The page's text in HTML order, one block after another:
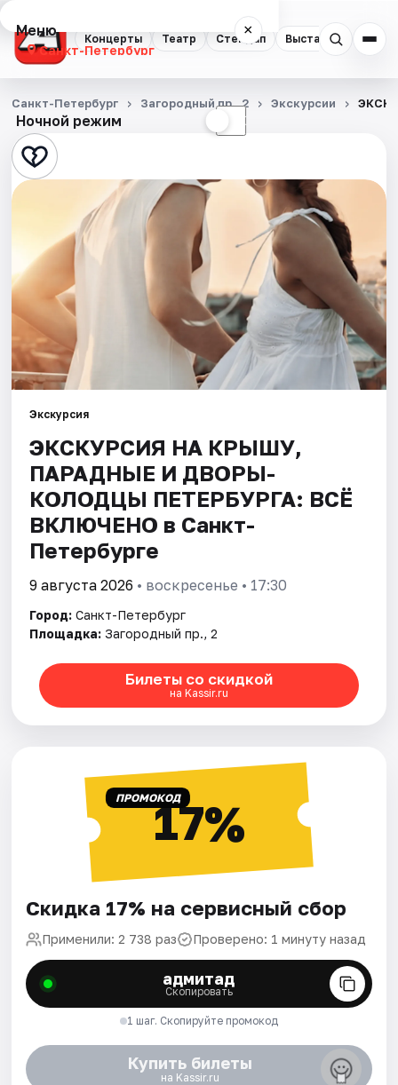
Концерты Театр Стендап Выставки
Меню ×
Санкт-Петербург
Концерты
Театр
Стендап
Выставки
Квесты
Экскурсии
Спорт
События
Города
Площадки
Артисты
Рейтинги
Ночной режим ☾
Санкт-Петербург Загородный пр., 2 Экскурсии
Экскурсия
ЭКСКУРСИЯ НА КРЫШУ,
ПАРАДНЫЕ И ДВОРЫ-
КОЛОДЦЫ ПЕТЕРБУРГА: ВСЁ
ВКЛЮЧЕНО в Санкт-
Петербурге
9 августа 2026 • воскресенье • 17:30
Город: Санкт-Петербург
Площадка: Загородный пр., 2
Билеты со скидкой
на Kassir.ru
ПРОМОКОД17%
Скидка 17% на сервисный сбор
Применили: 2 738 раз Проверено: 1 минуту назад
адмитад
Скопировать
1 шаг. Скопируйте промокод
Купить билеты
на Kassir.ru